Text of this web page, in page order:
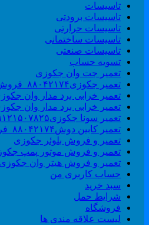
تاسیسات
تاسیسات برودتی
تاسیسات حرارتی
تاسیسات ساختمانی
تاسیسات صنعتی
تسویه حساب
تعمیر جت وان جکوزی
تعمیر جکوزی۸۸۰۴۲۱۷۴_فروش وان_جکوزی
تعمیر خرابی برد مدار وان جکوزی
تعمیر خرابی برد مدار وان جکوزی
تعمیر سونا جکوزی۰۹۱۲۱۵۰۷۸۲۵#| Sauna | Jacuzzi
تعمیر کابین دوش۸۸۰۴۲۱۷۴_فروش کابین دوش
تعمیر و فروش بلوئر جکوزی
تعمیر و فروش موتور پمپ جکوزی
تعمیر و فروش هیتر وان جکوزی
حساب کاربری من
سبد خرید
شرایط حمل
فروشگاه
لیست علاقه مندی ها